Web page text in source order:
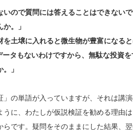
いので質問には答えることはできない
。」
を土壌に入れると微生物が豊富になる
タもないわけですから、無駄な投資
」
」の単語が入っていますが、それは講
うに、わたしが仮説検証を勧める理由
です。疑問をそのままにした結果、